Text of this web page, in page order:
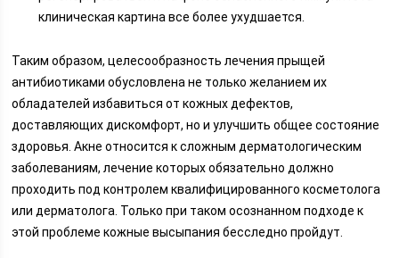
клиническая картина все более ухудшается.
Таким образом, целесообразность лечения прыщей
антибиотиками обусловлена не только желанием их
обладателей избавиться от кожных дефектов,
доставляющих дискомфорт, но и улучшить общее состояние
здоровья. Акне относится к сложным дерматологическим
заболеваниям, лечение которых обязательно должно
проходить под контролем квалифицированного косметолога
или дерматолога. Только при таком осознанном подходе к
этой проблеме кожные высыпания бесследно пройдут.